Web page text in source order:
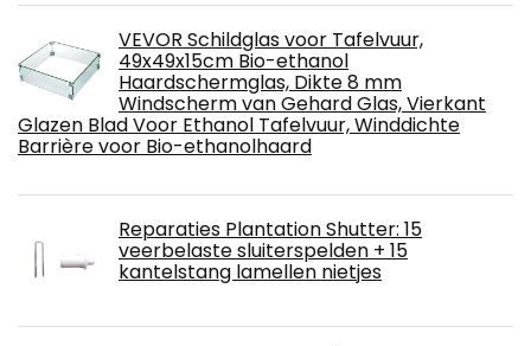
VEVOR Schildglas voor Tafelvuur,
49x49x15cm Bio-ethanol
Haardschermglas, Dikte 8 mm
Windscherm van Gehard Glas, Vierkant
Glazen Blad Voor Ethanol Tafelvuur, Winddichte
Barrière voor Bio-ethanolhaard
Reparaties Plantation Shutter: 15
veerbelaste sluiterspelden + 15
kantelstang lamellen nietjes